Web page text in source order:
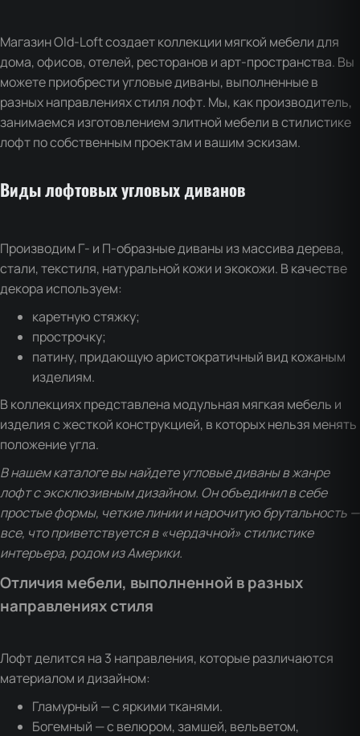
Магазин Old-Loft создает коллекции мягкой мебели для
дома, офисов, отелей, ресторанов и арт-пространства. Вы
можете приобрести угловые диваны, выполненные в
разных направлениях стиля лофт. Мы, как производитель,
занимаемся изготовлением элитной мебели в стилистике
лофт по собственным проектам и вашим эскизам.
Виды лофтовых угловых диванов
Производим Г- и П-образные диваны из массива дерева,
стали, текстиля, натуральной кожи и экокожи. В качестве
декора используем:
каретную стяжку;
прострочку;
патину, придающую аристократичный вид кожаным
изделиям.
В коллекциях представлена модульная мягкая мебель и
изделия с жесткой конструкцией, в которых нельзя менять
положение угла.
В нашем каталоге вы найдете угловые диваны в жанре
лофт с эксклюзивным дизайном. Он объединил в себе
простые формы, четкие линии и нарочитую брутальность —
все, что приветствуется в «чердачной» стилистике
интерьера, родом из Америки.
Отличия мебели, выполненной в разных
направлениях стиля
Лофт делится на 3 направления, которые различаются
материалом и дизайном:
Гламурный — с яркими тканями.
Богемный — с велюром, замшей, вельветом,